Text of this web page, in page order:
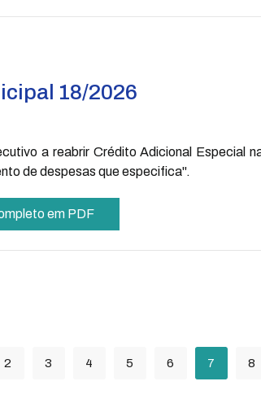
18/2026
a reabrir Crédito Adicional Especial
de despesas que especifica".
em PDF
2 3 4 5 6 7 8